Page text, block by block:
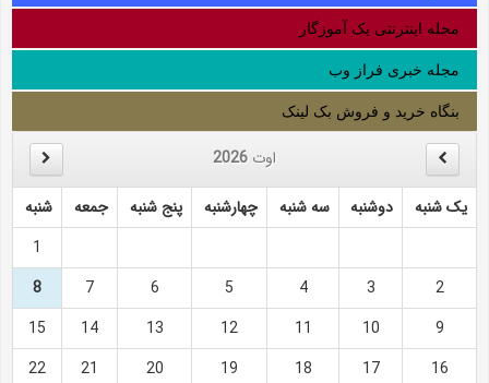
مجله اینترنتی یک آموزگار
مجله خبری فراز وب
بنگاه خرید و فروش بک لینک
اوت 2026
یک شنبه دوشنبه سه شنبه چهارشنبه پنج شنبه جمعه
شنبه
1
2
3
4
5
6
7
8
9
10
11
12
13
14
15
16
17
18
19
20
21
22